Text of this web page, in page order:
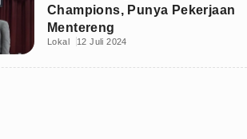
Champions, Punya Pekerjaan
Mentereng
Lokal 12 Juli 2024